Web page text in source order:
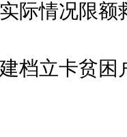
际情况限额
档立卡贫